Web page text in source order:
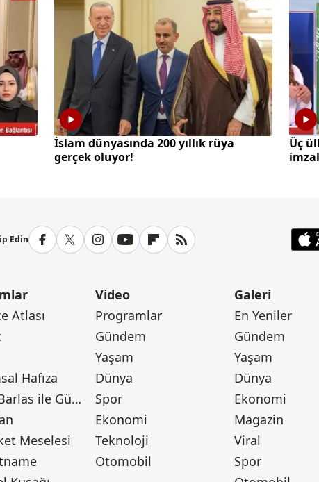
İslam dünyasında 200 yıllık rüya
gerçek oluyor!
Üç
Edin
Atlası
Hafıza
Canan Barlas ile Gündem
Meselesi
Video
Programlar
Gündem
Yaşam
Dünya
Spor
Ekonomi
Teknoloji
Otomobil
Galeri
En Yeniler
Gündem
Yaşam
Dünya
Ekonomi
Magazin
Viral
Spor